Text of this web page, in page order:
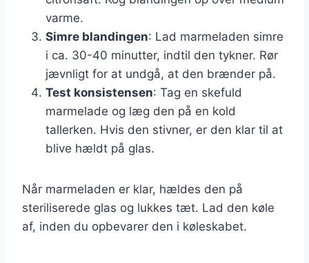
varme.
Simre blandingen: Lad marmeladen simre
i ca. 30-40 minutter, indtil den tykner. Rør
jævnligt for at undgå, at den brænder på.
Test konsistensen: Tag en skefuld
marmelade og læg den på en kold
tallerken. Hvis den stivner, er den klar til at
blive hældt på glas.
Når marmeladen er klar, hældes den på
steriliserede glas og lukkes tæt. Lad den køle
af, inden du opbevarer den i køleskabet.